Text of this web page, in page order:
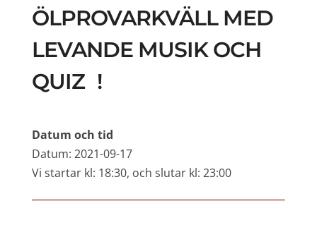
ÖLPROVARKVÄLL MED
LEVANDE MUSIK OCH
QUIZ !
Datum och tid
Datum: 2021-09-17
Vi startar kl: 18:30, och slutar kl: 23:00